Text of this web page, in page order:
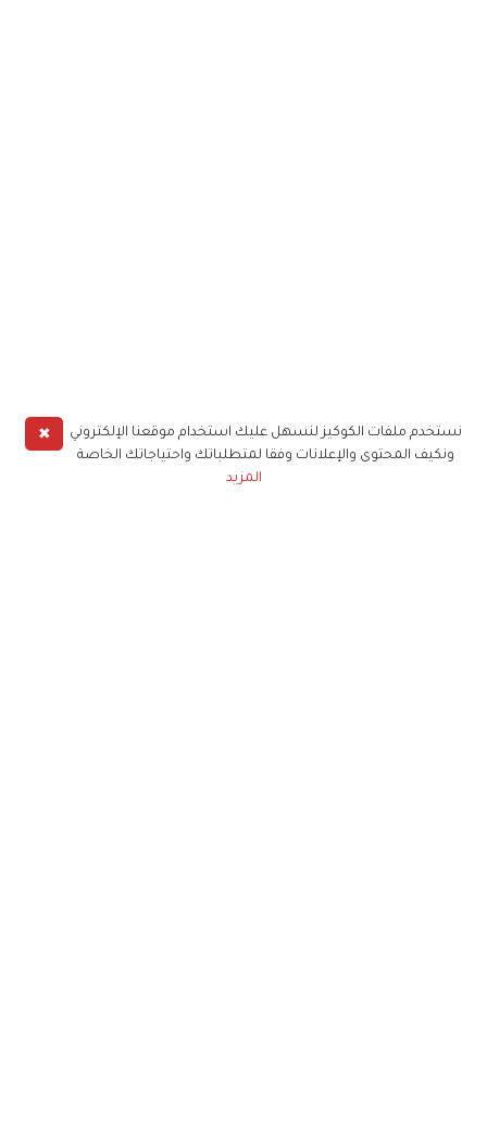
✖
نستخدم ملفات الكوكيز لنسهل عليك استخدام موقعنا الإلكتروني
ونكيف المحتوى والإعلانات وفقا لمتطلباتك واحتياجاتك الخاصة
المزيد